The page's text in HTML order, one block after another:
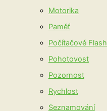
Motorika
Paměť
Počítačové Flash
Pohotovost
Pozornost
Rychlost
Seznamování